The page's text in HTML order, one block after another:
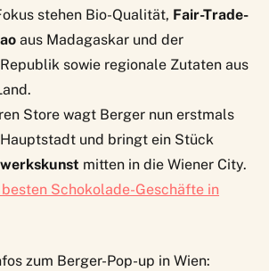
stehen Bio-Qualität, Fair-Trade-
aus Madagaskar und der
sowie regionale Zutaten aus
Store wagt Berger nun erstmals
und bringt ein Stück
mitten in die Wiener City.
besten Schokolade-Geschäfte in
zum Berger-Pop-up in Wien: